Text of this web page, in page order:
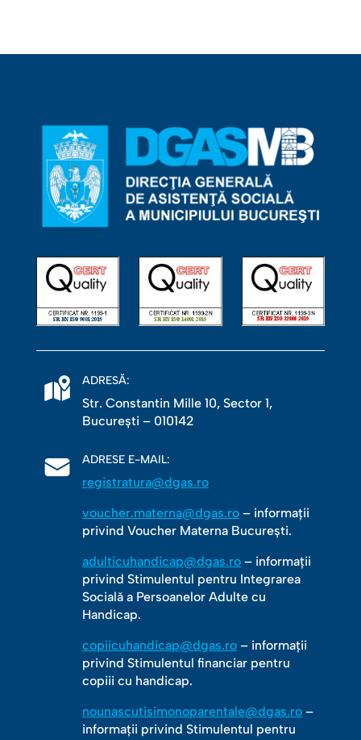
ADRESĂ:
Str. Constantin Mille 10, Sector 1,
Bucureşti – 010142
ADRESE E-MAIL:
registratura@dgas.ro
voucher.materna@dgas.ro– informații
privind Voucher Materna București.
adulticuhandicap@dgas.ro– informații
privind Stimulentul pentru Integrarea
Socială a Persoanelor Adulte cu
Handicap.
copiicuhandicap@dgas.ro– informații
privind Stimulentul financiar pentru
copiii cu handicap.
nounascutisimonoparentale@dgas.ro–
informații privind Stimulentul pentru